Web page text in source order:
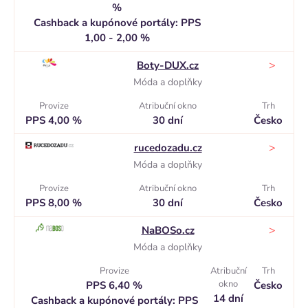
%
Cashback a kupónové portály: PPS
1,00 - 2,00 %
Boty-DUX.cz
Móda a doplňky
>
Provize
PPS 4,00 %
Atribuční okno
30 dní
Trh
Česko
rucedozadu.cz
Móda a doplňky
>
Provize
PPS 8,00 %
Atribuční okno
30 dní
Trh
Česko
NaBOSo.cz
Móda a doplňky
>
Provize
PPS 6,40 %
Cashback a kupónové portály: PPS
Atribuční
okno
14 dní
Trh
Česko